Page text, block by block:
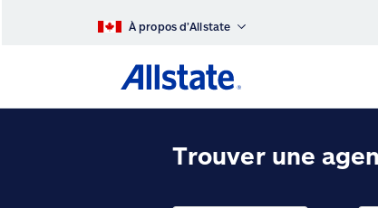
À propos d’Allstate
Trouver une